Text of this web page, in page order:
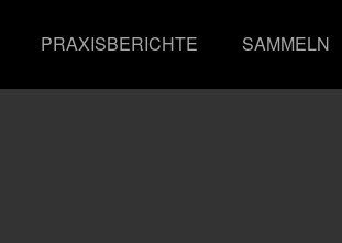
PRAXISBERICHTE SAMMELN